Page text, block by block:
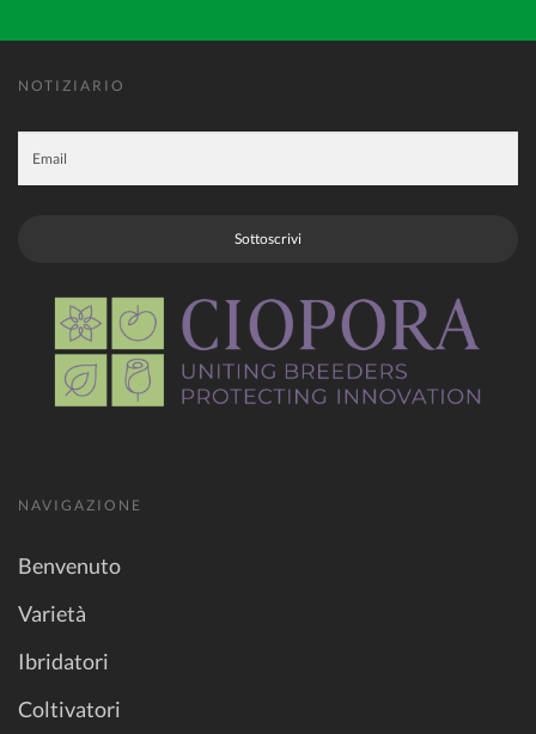
NOTIZIARIO
Sottoscrivi
NAVIGAZIONE
Benvenuto
Varietà
Ibridatori
Coltivatori